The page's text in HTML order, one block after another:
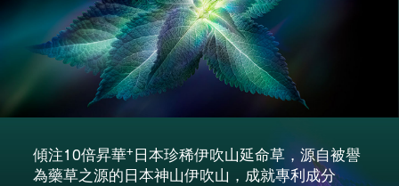
傾注10倍昇華+ 日本珍稀伊吹山延命草，源自被譽
為藥草之源的日本神山伊吹山，成就專利成分